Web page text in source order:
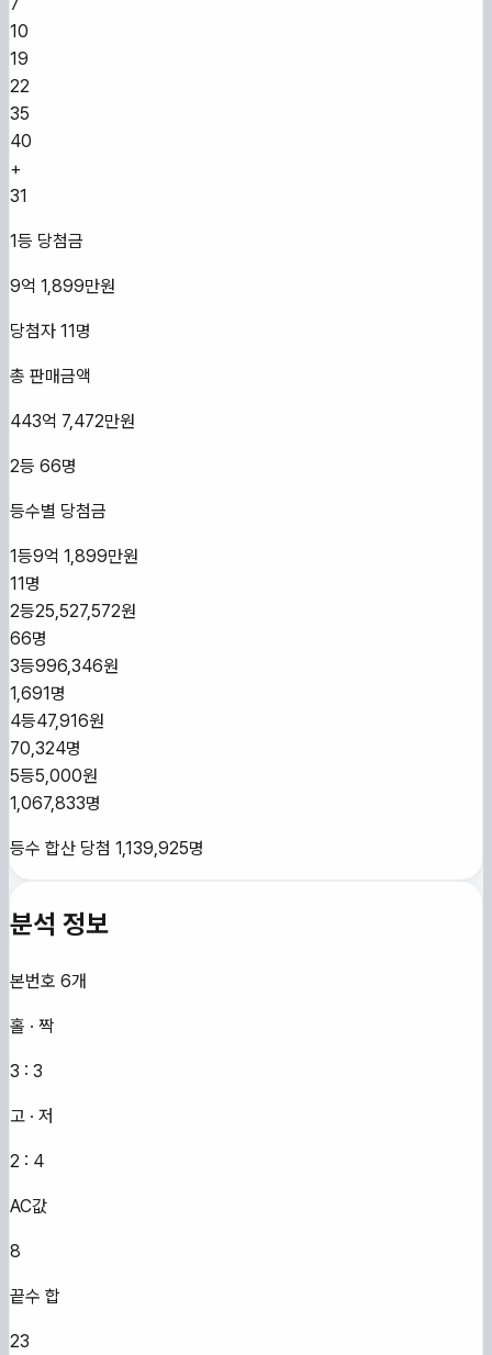
10
19
22
35
40
+
31
1등 당첨금
9억 1,899만원
당첨자 11명
총 판매금액
443억 7,472만원
2등 66명
등수별 당첨금
1등9억 1,899만원
11명
2등25,527,572원
66명
3등996,346원
1,691명
4등47,916원
70,324명
5등5,000원
1,067,833명
등수 합산 당첨 1,139,925명
분석 정보
본번호 6개
홀 · 짝
3 : 3
고 · 저
2 : 4
AC값
8
끝수 합
23